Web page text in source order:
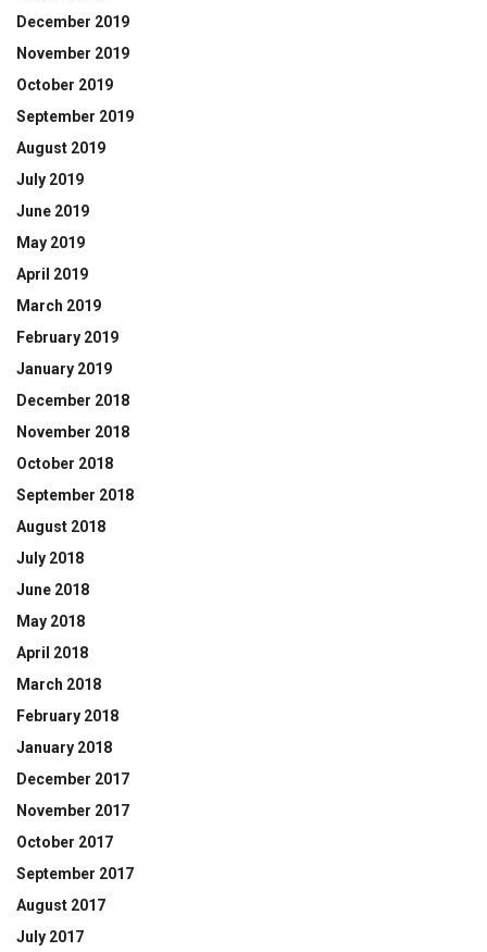
December 2019
November 2019
October 2019
September 2019
August 2019
July 2019
June 2019
May 2019
April 2019
March 2019
February 2019
January 2019
December 2018
November 2018
October 2018
September 2018
August 2018
July 2018
June 2018
May 2018
April 2018
March 2018
February 2018
January 2018
December 2017
November 2017
October 2017
September 2017
August 2017
July 2017